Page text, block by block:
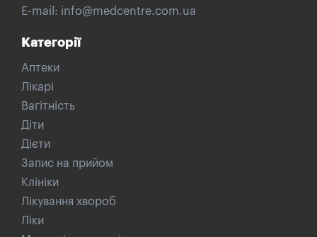
E-mail: info@medcentre.com.ua
Категорії
Аптеки
Лікарі
Вагітність
Діти
Дієти
Запис на прийом
Клініки
Лікування хвороб
Ліки